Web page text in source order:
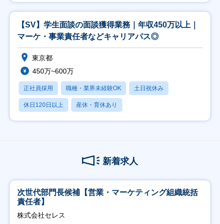
【SV】学生面談の面談獲得業務｜年収450万以上｜
マーケ・事業責任者などキャリアパス◎
東京都
450万~600万
正社員採用 職種・業界未経験OK 土日祝休み
休日120日以上 産休・育休あり
新着求人
次世代部門長候補【営業・マーケティング組織統括
責任者】
株式会社セレス